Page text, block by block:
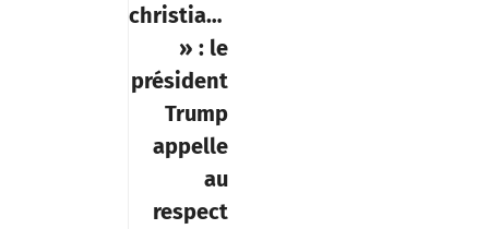
christianisme
» : le
président
Trump
appelle
au
respect